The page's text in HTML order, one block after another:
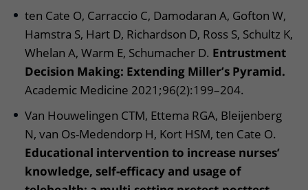
ten Cate O, Carraccio C, Damodaran A, Gofton W,
Hamstra S, Hart D, Richardson D, Ross S, Schultz K,
Whelan A, Warm E, Schumacher D. Entrustment
Decision Making: Extending Miller’s Pyramid.
Academic Medicine 2021;96(2):199–204.​
Van Houwelingen CTM, Ettema RGA, Bleijenberg
N, van Os-Medendorp H, Kort HSM, ten Cate O.
Educational intervention to increase nurses’
knowledge, self-efficacy and usage of